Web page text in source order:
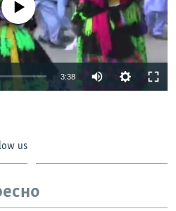
3:38
us